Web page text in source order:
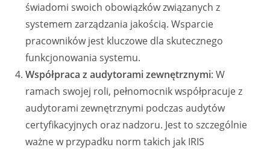
świadomi swoich obowiązków związanych z
systemem zarządzania jakością. Wsparcie
pracowników jest kluczowe dla skutecznego
funkcjonowania systemu.
Współpraca z audytorami zewnętrznymi: W
ramach swojej roli, pełnomocnik współpracuje z
audytorami zewnętrznymi podczas audytów
certyfikacyjnych oraz nadzoru. Jest to szczególnie
ważne w przypadku norm takich jak IRIS